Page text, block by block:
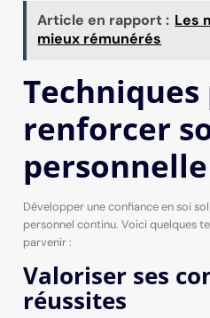
Article en rapport : Les
mieux rémunérés
renforcer
personnelle
Développer une confiance en soi
personnel continu. Voici quelques
parvenir :
Valoriser ses
réussites